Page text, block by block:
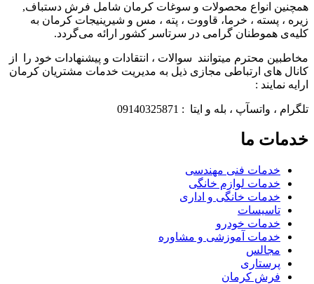
همچنین انواع محصولات و سوغات کرمان شامل فرش دستباف,
زیره ، پسته ، خرما، قاووت ، پته ، مس و شیرینیجات کرمان به
کلیه‌ی هموطنان گرامی در سرتاسر کشور ارائه می‌گردد.
مخاطبین محترم میتوانند سوالات ، انتقادات و پیشنهادات خود را از
کانال های ارتباطی مجازی ذیل به مدیریت خدمات مشتریان کرمان
ارایه نمایند :
تلگرام ، واتسآپ ، بله و ایتا : 09140325871
خدمات ما
خدمات فنی مهندسی
خدمات لوازم خانگی
خدمات خانگی و اداری
تاسیسات
خدمات خودرو
خدمات آموزشی و مشاوره
مجالس
پرستاری
فرش کرمان